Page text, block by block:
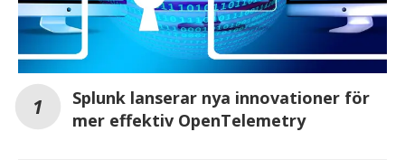
Splunk lanserar nya innovationer för
mer effektiv OpenTelemetry